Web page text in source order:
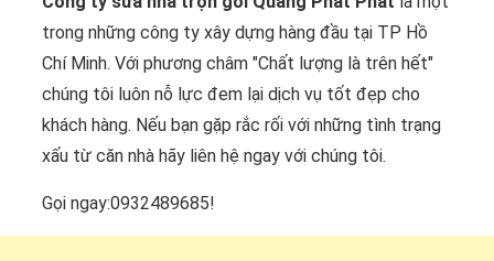
trong những công ty xây dựng hàng đầu tại TP Hồ
Chí Minh. Với phương châm "Chất lượng là trên hết"
chúng tôi luôn nỗ lực đem lại dịch vụ tốt đẹp cho
khách hàng. Nếu bạn gặp rắc rối với những tình trạng
xấu từ căn nhà hãy liên hệ ngay với chúng tôi.
Gọi ngay:0932489685!